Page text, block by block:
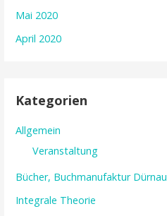
Mai 2020
April 2020
Kategorien
Allgemein
Veranstaltung
Bücher, Buchmanufaktur Dürnau
Integrale Theorie